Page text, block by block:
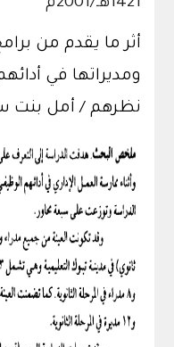
أثر ما يقدم من
ومديراتها في
نظرهم / أمل بنت